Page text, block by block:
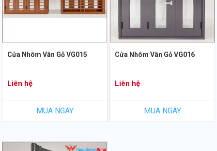
Cửa Nhôm Vân Gỗ VG015
Liên hệ
MUA NGAY
Cửa Nhôm Vân Gỗ VG016
Liên hệ
MUA NGAY